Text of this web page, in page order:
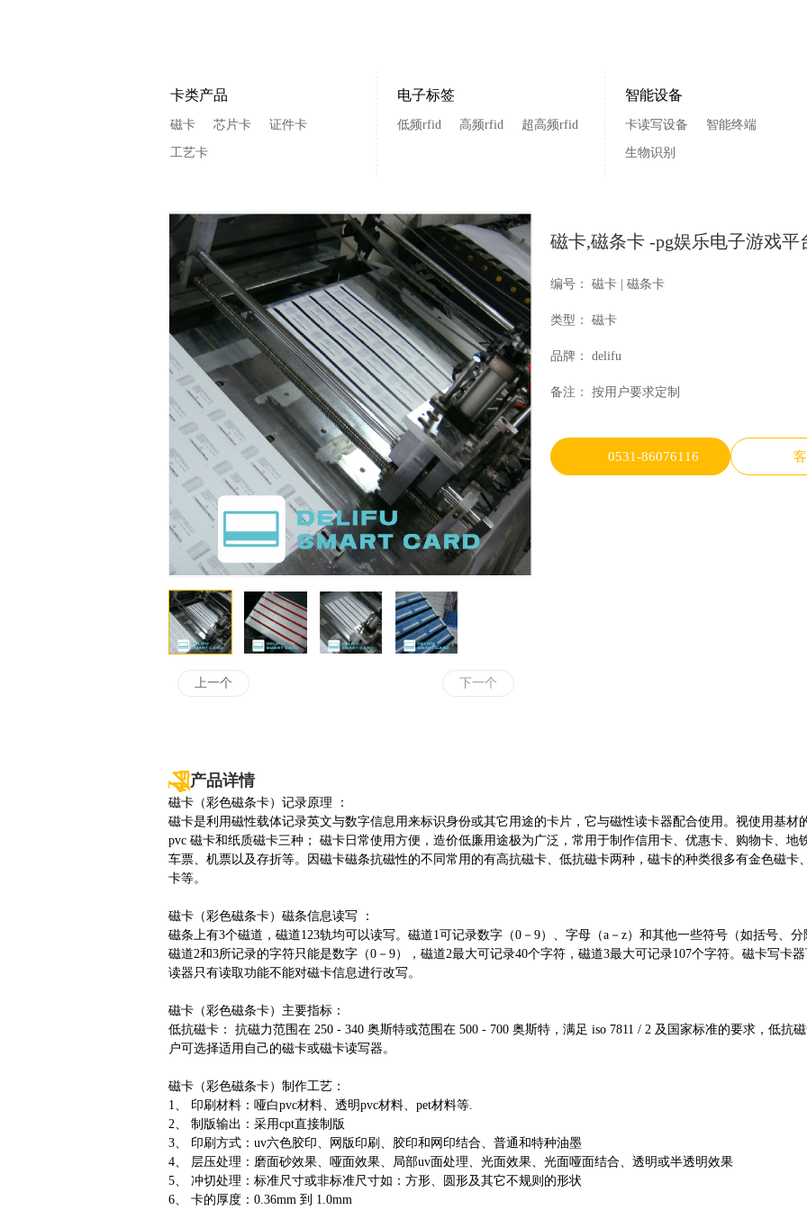
卡类产品
磁卡 芯片卡 证件卡
工艺卡
电子标签
低频rfid 高频rfid 超高频rfid
智能设备
卡读写设备 智能终端
生物识别
上一个 下一个
磁卡,磁条卡 -pg娱乐电子游戏平
编号 磁卡 | 磁条卡
类型 磁卡
品牌 delifu
备注 按用户要求定制
0531-86076116
产品详情
磁卡（彩色磁条卡）记录原理 ：
磁卡是利用磁性载体记录英文与数字信息用来标识身份或其它用途的卡片，它与磁性读卡器配合使用。视使用基材
pvc 磁卡和纸质磁卡三种； 磁卡日常使用方便，造价低廉用途极为广泛，常用于制作信用卡、优惠卡、购物卡、地
车票、机票以及存折等。因磁卡磁条抗磁性的不同常用的有高抗磁卡、低抗磁卡两种，磁卡的种类很多有金色磁卡
卡等。
磁卡（彩色磁条卡）磁条信息读写 ：
磁条上有3个磁道，磁道123轨均可以读写。磁道1可记录数字（0－9）、字母（a－z）和其他一些符号（如括号、
磁道2和3所记录的字符只能是数字（0－9），磁道2最大可记录40个字符，磁道3最大可记录107个字符。磁卡写卡
读器只有读取功能不能对磁卡信息进行改写。
磁卡（彩色磁条卡）主要指标：
低抗磁卡： 抗磁力范围在 250 - 340 奥斯特或范围在 500 - 700 奥斯特，满足 iso 7811 / 2 及国家标准的要求，低抗
户可选择适用自己的磁卡或磁卡读写器。
磁卡（彩色磁条卡）制作工艺：
1、 印刷材料：哑白pvc材料、透明pvc材料、pet材料等.
2、 制版输出：采用cpt直接制版
3、 印刷方式：uv六色胶印、网版印刷、胶印和网印结合、普通和特种油墨
4、 层压处理：磨面砂效果、哑面效果、局部uv面处理、光面效果、光面哑面结合、透明或半透明效果
5、 冲切处理：标准尺寸或非标准尺寸如：方形、圆形及其它不规则的形状
6、 卡的厚度：0.36mm 到 1.0mm